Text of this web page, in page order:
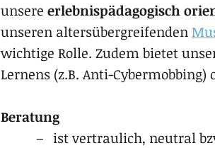
unsere erlebnispädagogisch
unseren altersübergreifenden
wichtige Rolle. Zudem bietet
Lernens (z.B. Anti-
Beratung
ist vertraulich, neutral